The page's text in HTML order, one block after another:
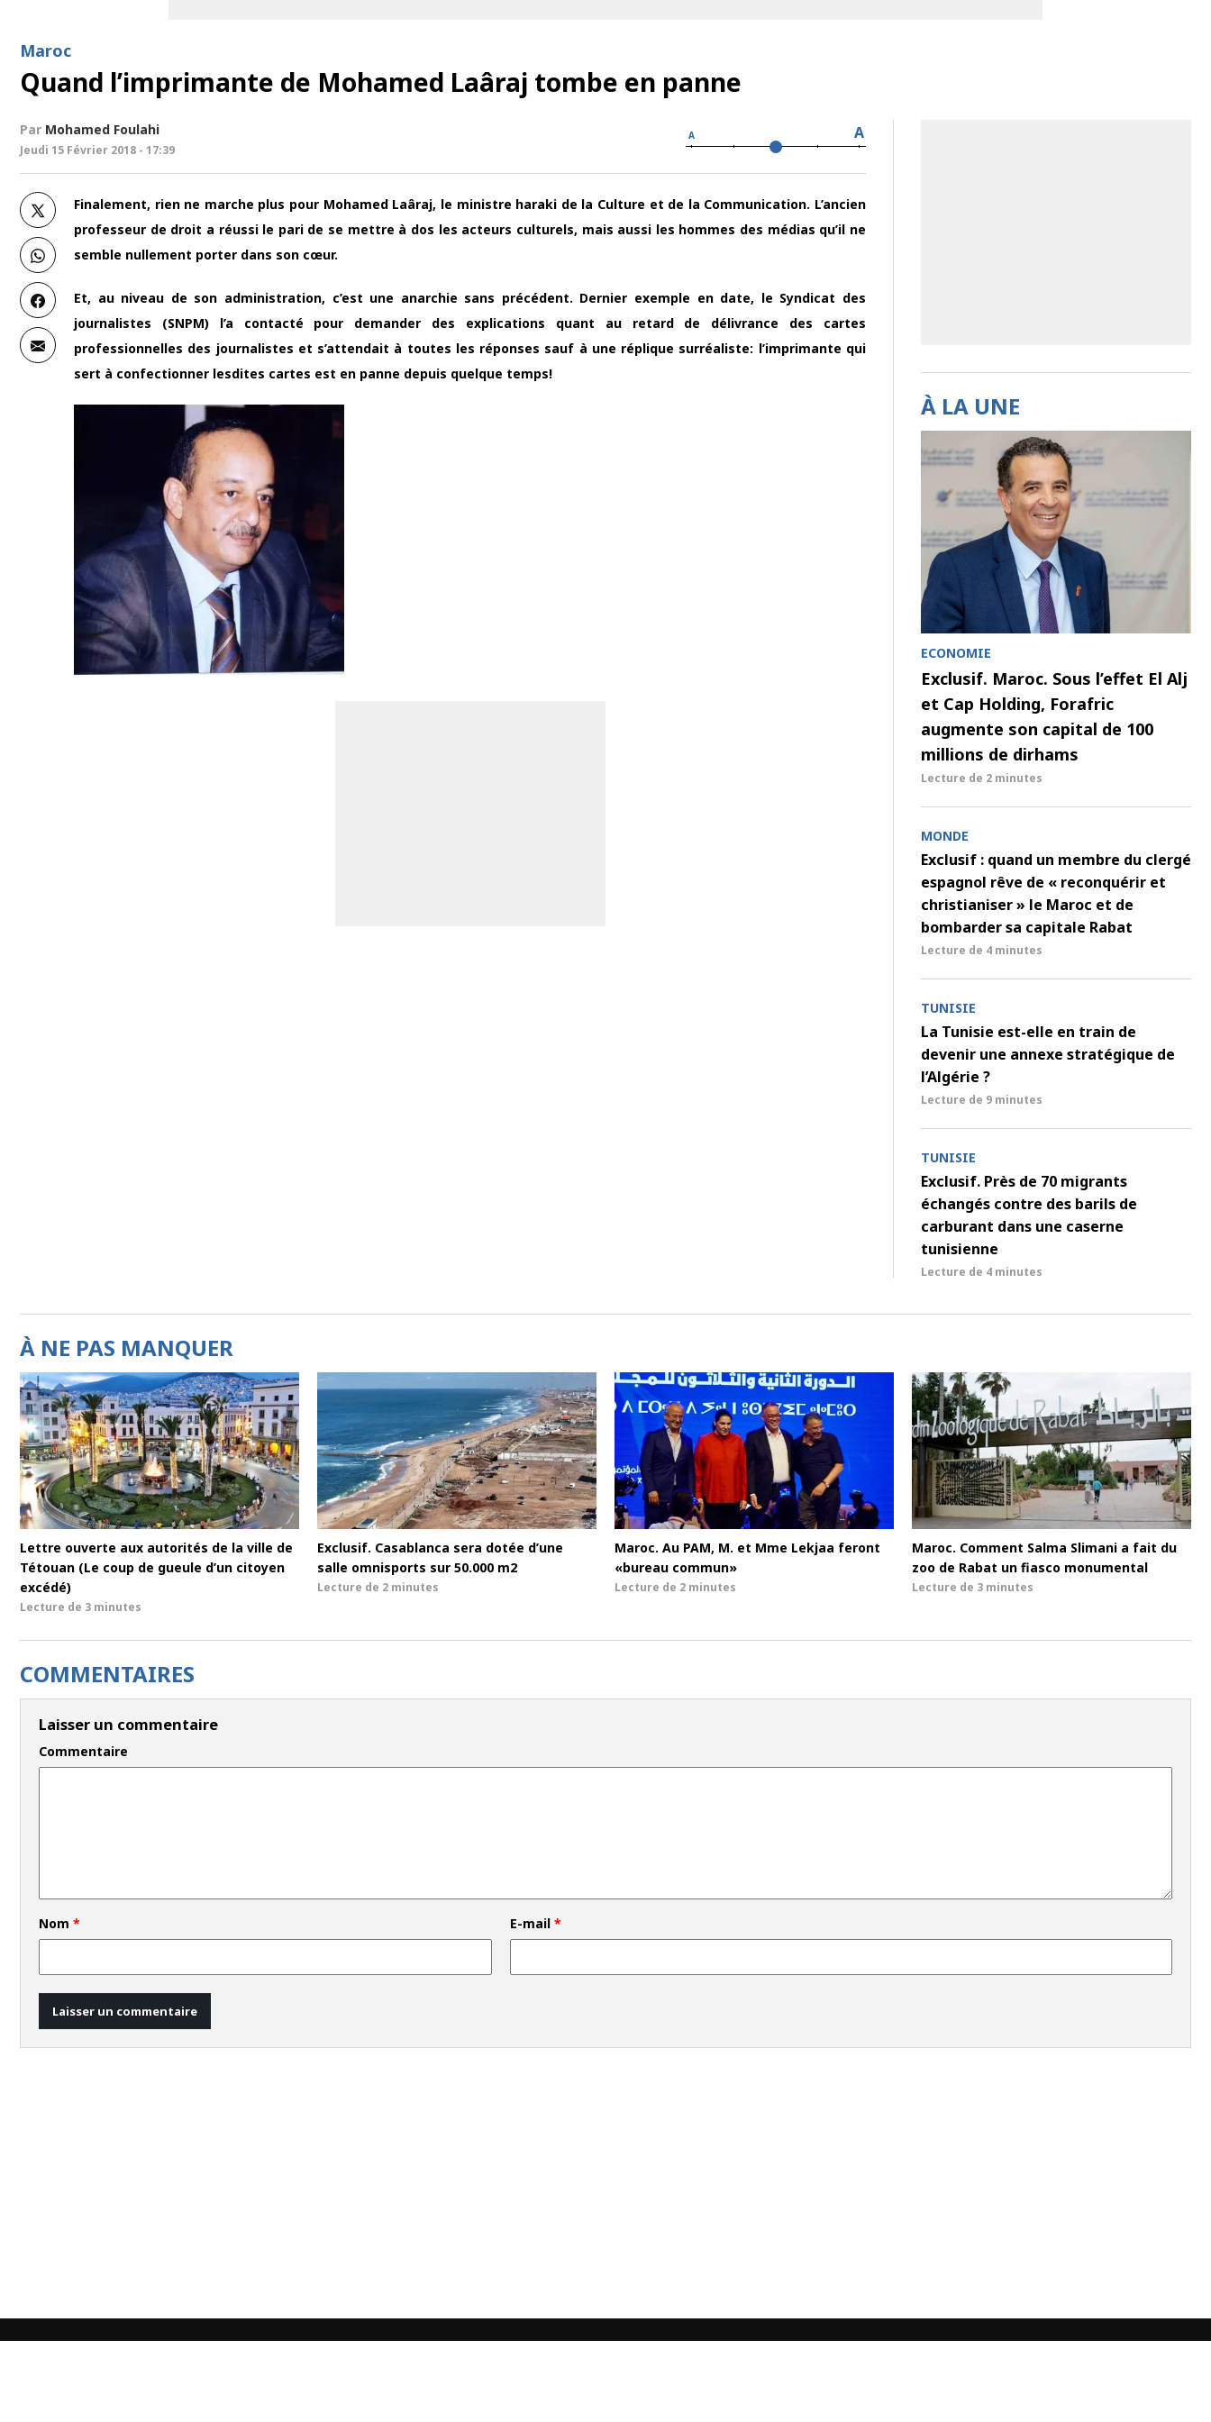
Maroc
Quand l’imprimante de Mohamed Laâraj tombe en panne
Par Mohamed Foulahi
Jeudi 15 Février 2018 - 17:39
A A
Finalement, rien ne marche plus pour Mohamed Laâraj, le ministre haraki de la Culture et de la Communication. L’ancien
professeur de droit a réussi le pari de se mettre à dos les acteurs culturels, mais aussi les hommes des médias qu’il ne
semble nullement porter dans son cœur.
Et, au niveau de son administration, c’est une anarchie sans précédent. Dernier exemple en date, le Syndicat des
journalistes (SNPM) l’a contacté pour demander des explications quant au retard de délivrance des cartes
professionnelles des journalistes et s’attendait à toutes les réponses sauf à une réplique surréaliste: l’imprimante qui
sert à confectionner lesdites cartes est en panne depuis quelque temps!
À LA UNE
ECONOMIE
Exclusif. Maroc. Sous l’effet El Alj
et Cap Holding, Forafric
augmente son capital de 100
millions de dirhams
Lecture de 2 minutes
MONDE
Exclusif : quand un membre du clergé
espagnol rêve de « reconquérir et
christianiser » le Maroc et de
bombarder sa capitale Rabat
Lecture de 4 minutes
TUNISIE
La Tunisie est-elle en train de
devenir une annexe stratégique de
l’Algérie ?
Lecture de 9 minutes
TUNISIE
Exclusif. Près de 70 migrants
échangés contre des barils de
carburant dans une caserne
tunisienne
Lecture de 4 minutes
À NE PAS MANQUER
Lettre ouverte aux autorités de la ville de
Tétouan (Le coup de gueule d’un citoyen
excédé)
Lecture de 3 minutes
Exclusif. Casablanca sera dotée d’une
salle omnisports sur 50.000 m2
Lecture de 2 minutes
Maroc. Au PAM, M. et Mme Lekjaa feront
«bureau commun»
Lecture de 2 minutes
Maroc. Comment Salma Slimani a fait du
zoo de Rabat un fiasco monumental
Lecture de 3 minutes
COMMENTAIRES
Laisser un commentaire
Commentaire
Nom * E-mail*